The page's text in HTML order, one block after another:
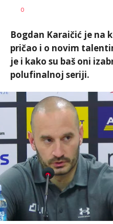
AUTOR
0
Bogdan Karaičić je na
pričao i o novim
je i kako su baš oni
polufinalnoj seriji.